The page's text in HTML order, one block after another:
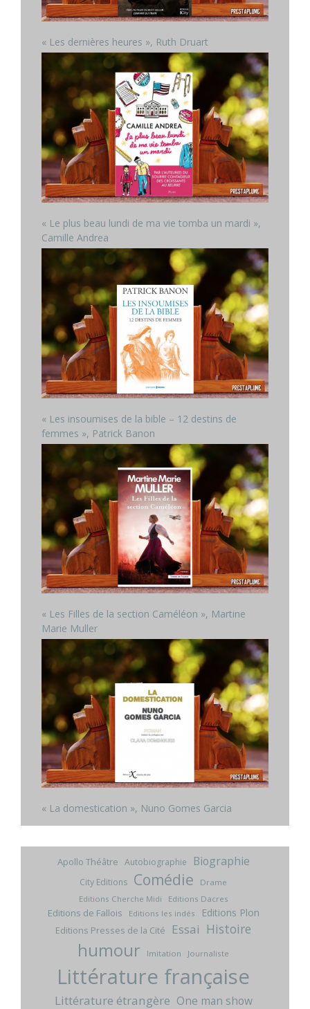
« Les dernières heures », Ruth Druart
« Le plus beau lundi de ma vie tomba un mardi »,
Camille Andrea
« Les insoumises de la bible – 12 destins de
femmes », Patrick Banon
« Les Filles de la section Caméléon », Martine
Marie Muller
« La domestication », Nuno Gomes Garcia
Apollo Théâtre Autobiographie Biographie
City Editions Comédie
Drame
Editions Cherche Midi
Editions Dacres
Editions de Fallois Editions les indés Editions Plon
Editions Presses de la Cité Essai Histoire
humour Imitation Journaliste
Littérature française
Littérature étrangère One man show